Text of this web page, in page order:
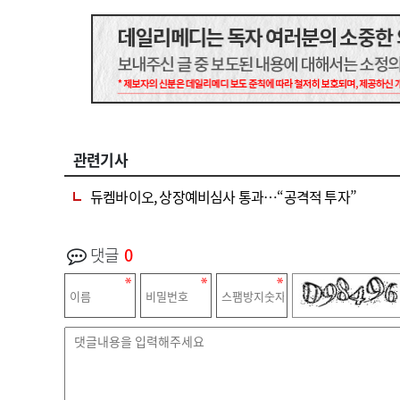
관련기사
듀켐바이오, 상장예비심사 통과…“공격적 투자”
댓글 0